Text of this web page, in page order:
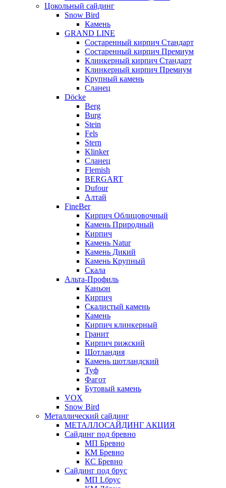
Цокольный сайдинг
Snow Bird
Камень
GRAND LINE
Состаренный кирпич Стандарт
Состаренный кирпич Премиум
Клинкерный кирпич Стандарт
Клинкерный кирпич Премиум
Крупный камень
Сланец
Döcke
Berg
Burg
Stein
Fels
Stern
Klinker
Сланец
Flemish
BERGART
Dufour
Алтай
FineBer
Кирпич Облицовочный
Камень Природный
Кирпич
Камень Natur
Камень Дикий
Камень Крупный
Скала
Альта-Профиль
Каньон
Кирпич
Скалистый камень
Камень
Кирпич клинкерный
Гранит
Кирпич рижский
Шотландия
Камень шотландский
Туф
Фагот
Бутовый камень
VOX
Snow Bird
Металлический сайдинг
МЕТАЛЛОСАЙДИНГ АКЦИЯ
Сайдинг под бревно
МП Бревно
КМ Бревно
КС Бревно
Сайдинг под брус
МП Lбрус